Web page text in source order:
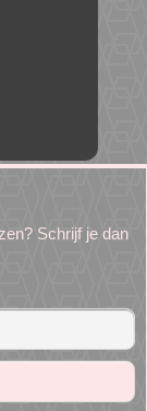
Schrijf je dan